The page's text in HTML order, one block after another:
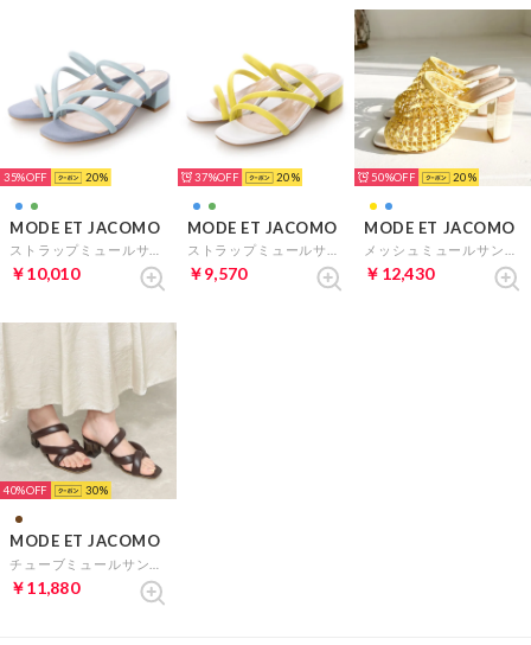
35% 20
MODE ET JACOMO
￥10,010
37% 20
MODE ET JACOMO
￥9,570
50% 20
MODE ET JACOMO
￥12,430
40% 30
MODE ET JACOMO
￥11,880